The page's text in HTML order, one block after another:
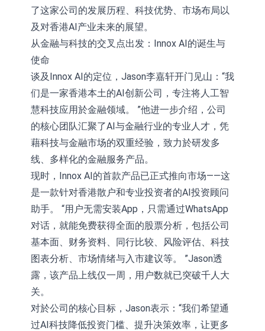
猫(601015.CN)跌8.38%
浙江证监局对财通证券股份有限公司
采取出具警示函措施
山金国际：港股上市工作正常推进中
了这家公司的发展历程、科技优势、市场布局以
及对香港AI产业未来的展望。
从金融与科技的交叉点出发：Innox AI的诞生与
使命
谈及Innox AI的定位，Jason李嘉轩开门见山：“我
们是一家香港本土的AI创新公司，专注将人工智
慧科技应用於金融领域。 ”他进一步介绍，公司
的核心团队汇聚了AI与金融行业的专业人才，凭
藉科技与金融市场的双重经验，致力於研发多
线、多样化的金融服务产品。
现时，Innox AI的首款产品已正式推向市场——这
是一款针对香港散户和专业投资者的AI投资顾问
助手。 “用户无需安装App，只需通过WhatsApp
对话，就能免费获得全面的股票分析，包括公司
基本面、财务资料、同行比较、风险评估、科技
图表分析、市场情绪与入市建议等。 ”Jason透
露，该产品上线仅一周，用户数就已突破千人大
关。
对於公司的核心目标，Jason表示：“我们希望通
过AI科技降低投资门槛、提升决策效率，让更多